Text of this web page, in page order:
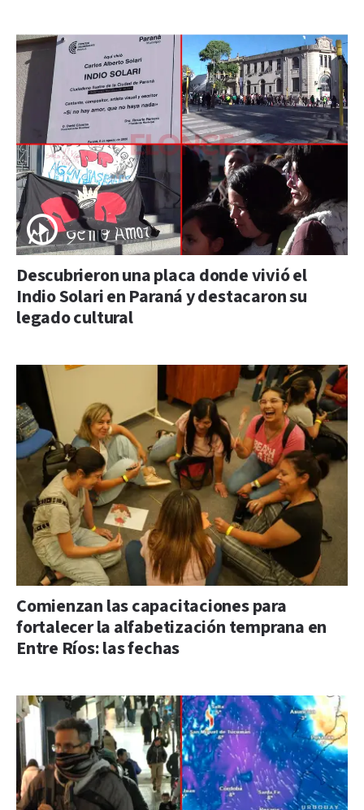
Descubrieron una placa donde vivió el
Indio Solari en Paraná y destacaron su
legado cultural
Comienzan las capacitaciones para
fortalecer la alfabetización temprana en
Entre Ríos: las fechas